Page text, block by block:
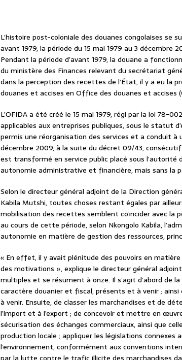
L’histoire post-coloniale des douanes congolaises se
avant 1979, la période du 15 mai 1979 au 3 décembre
Pendant la période d’avant 1979, la douane a
du ministère des Finances relevant du secrétariat
dans la perception des recettes de l’État, il y a eu la
douanes et accises en Office des douanes et accises
L’OFIDA a été créé le 15 mai 1979, régi par la loi 78-
applicables aux entreprises publiques, sous le statut
permis une réorganisation des services et a conduit
décembre 2009, à la suite du décret 09/43,
est transformé en service public placé sous l’autorité
autonomie administrative et financière, mais sans la
Selon le directeur général adjoint de la Direction
Kabila Mutshi, toutes choses restant égales par
mobilisation des recettes semblent coïncider avec la
au cours de cette période, selon Nkongolo Kabila,
autonomie en matière de gestion des ressources,
« En effet, il y avait plénitude des pouvoirs en
des motivations », explique le directeur général
multiples et se résument à onze. Il s’agit d’abord de
caractère douanier et fiscal, présents et à venir ;
à venir. Ensuite, de classer les marchandises et de
l’import et à l’export ; de concevoir et mettre en
sécurisation des échanges commerciaux, ainsi que
production locale ; appliquer les législations
l’environnement, conformément aux conventions